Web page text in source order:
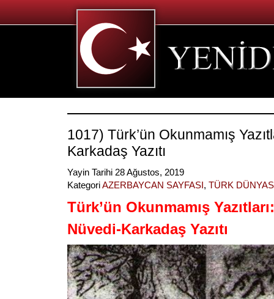
1017) Türk’ün Okunmamış
Karkadaş Yazıtı
Yayin Tarihi 28 Ağustos, 2019
KategoriAZERBAYCAN SAYFASI, TÜRK
Türk’ün Okunmamış Yazıtları:
Nüvedi-Karkadaş Yazıtı